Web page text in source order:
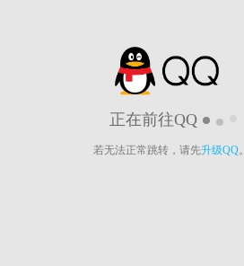
正在前往QQ
若无法正常跳转，请先升级QQ。